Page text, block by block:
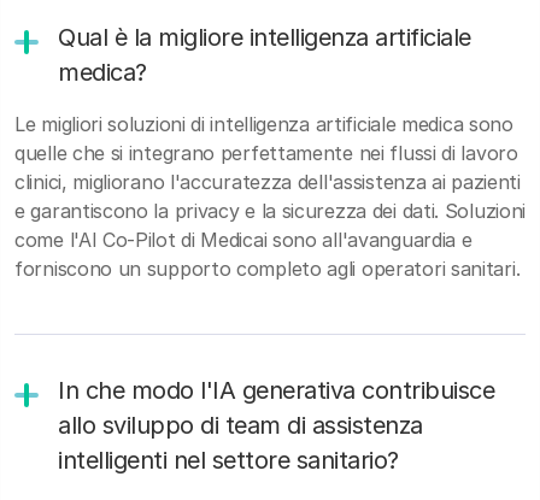
Qual è la migliore intelligenza artificiale
medica?
Le migliori soluzioni di intelligenza artificiale medica sono
quelle che si integrano perfettamente nei flussi di lavoro
clinici, migliorano l'accuratezza dell'assistenza ai pazienti
e garantiscono la privacy e la sicurezza dei dati. Soluzioni
come l'AI Co-Pilot di Medicai sono all'avanguardia e
forniscono un supporto completo agli operatori sanitari.
In che modo l'IA generativa contribuisce
allo sviluppo di team di assistenza
intelligenti nel settore sanitario?